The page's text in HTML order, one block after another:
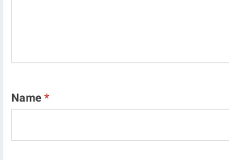
Name*